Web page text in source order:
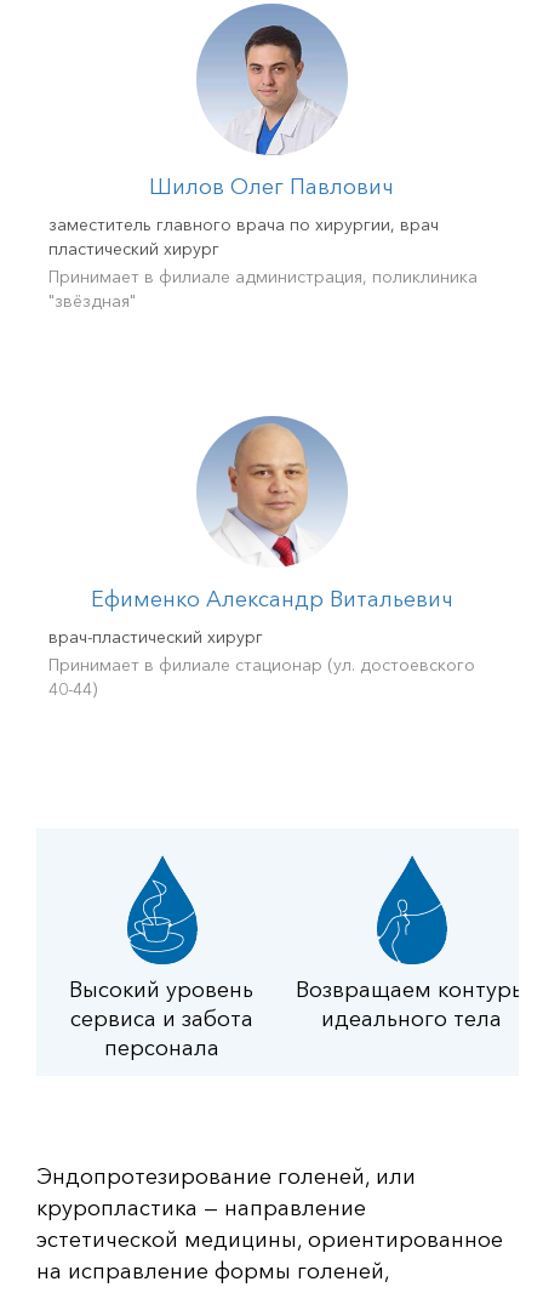
Шилов Олег Павлович
заместитель главного врача по хирургии, врач
пластический хирург
Принимает в филиале администрация, поликлиника
"звёздная"
Ефименко Александр Витальевич
врач-пластический хирург
Принимает в филиале стационар (ул. достоевского
40-44)
Высокий уровень
сервиса и забота
персонала
Возвращаем контуры
идеального тела
Эндопротезирование голеней, или
круропластика — направление
эстетической медицины, ориентированное
на исправление формы голеней,